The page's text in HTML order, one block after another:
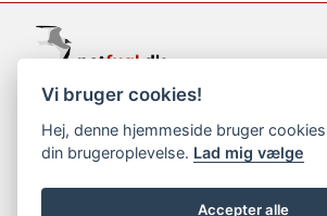
support@netfugl.dk
copyright © 2002-2023
Vi bruger cookies!
Hej, denne hjemmeside bruger
din brugeroplevelse. Lad mig vælge
Accepter alle